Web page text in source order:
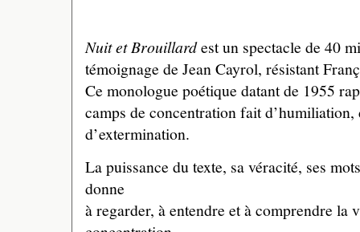
Nuit et Brouillardest un spectacle de 40
témoignage de Jean Cayrol, résistant
Ce monologue poétique datant de 1955
camps de concentration fait
d’extermination.
La puissance du texte, sa véracité, ses
donne
à regarder, à entendre et à comprendre la